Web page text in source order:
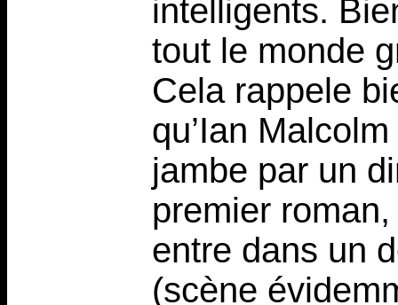
intelligents.
tout le monde
Cela rappele
qu’Ian
jambe par un
premier
entre dans un
(scène